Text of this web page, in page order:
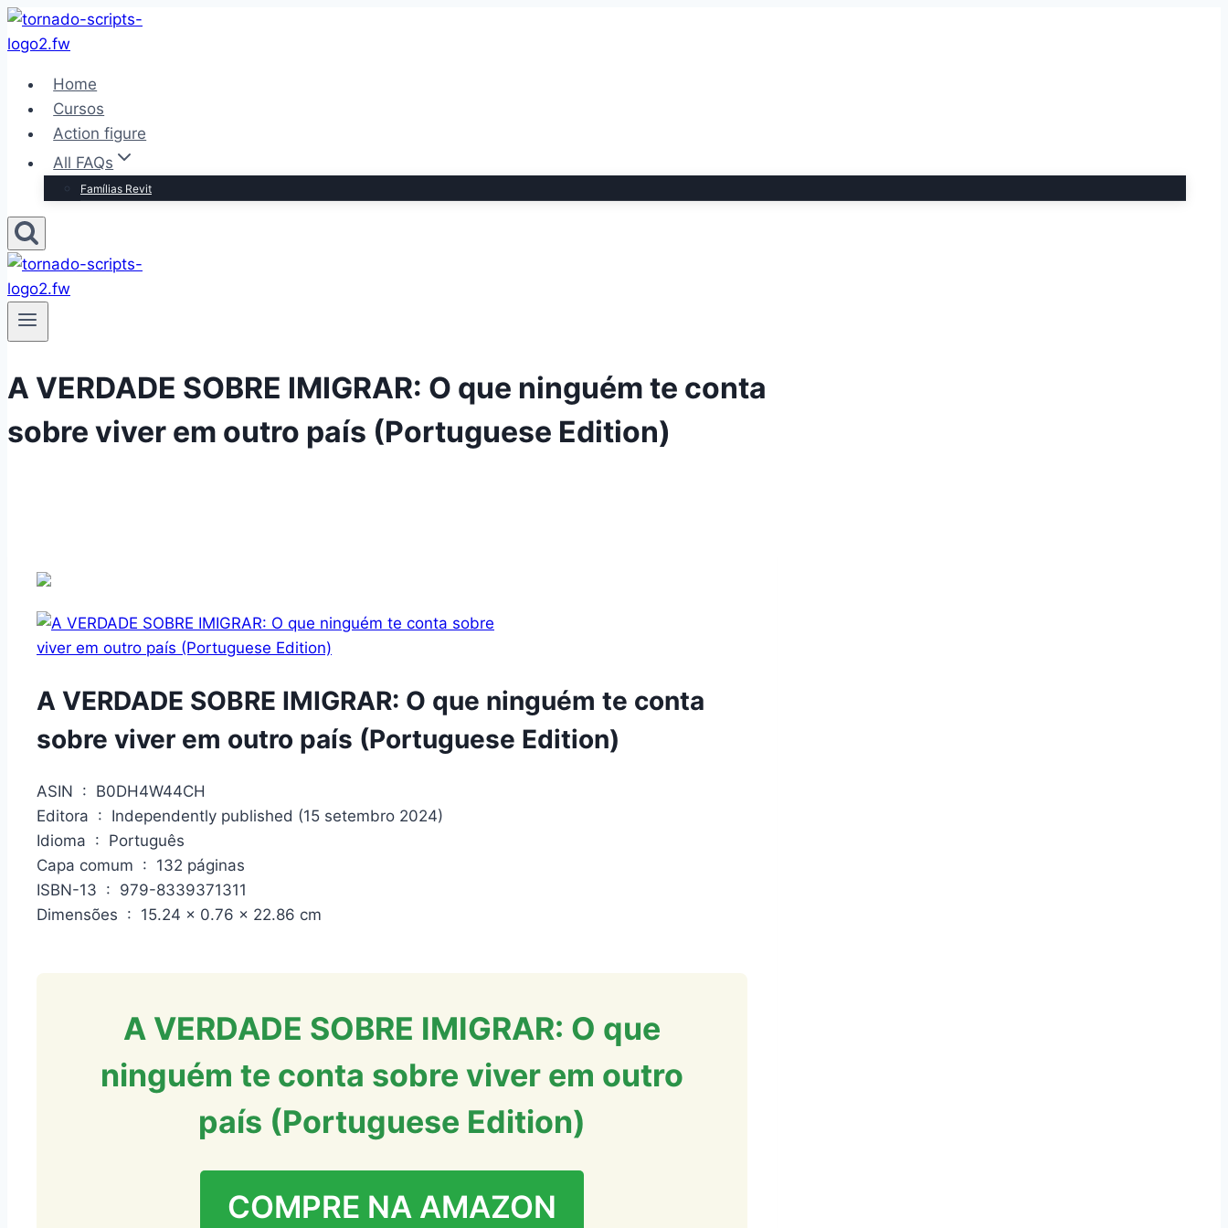
Pular
para
Conteúdo
Home
Cursos
Action figure
All FAQs
Famílias Revit
A VERDADE SOBRE IMIGRAR: O que ninguém te conta
sobre viver em outro país (Portuguese Edition)
A VERDADE SOBRE IMIGRAR: O que ninguém te conta
sobre viver em outro país (Portuguese Edition)
ASIN ‏ : ‎ B0DH4W44CH
Editora ‏ : ‎ Independently published (15 setembro 2024)
Idioma ‏ : ‎ Português
Capa comum ‏ : ‎ 132 páginas
ISBN-13 ‏ : ‎ 979-8339371311
Dimensões ‏ : ‎ 15.24 x 0.76 x 22.86 cm
A VERDADE SOBRE IMIGRAR: O que
ninguém te conta sobre viver em outro
país (Portuguese Edition)
COMPRE NA AMAZON